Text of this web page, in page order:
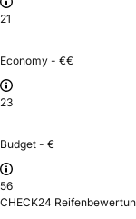
21
Economy - €€
23
Budget - €
56
CHECK24